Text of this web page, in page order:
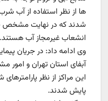
ها از نظر استفاده از آب
شدند که در نهایت مشخص
انشعاب غیرمجاز آب هستند.
وی ادامه داد: در جریان
آبفای استان تهران و امور
این مراکز از نظر
پایش شدند.